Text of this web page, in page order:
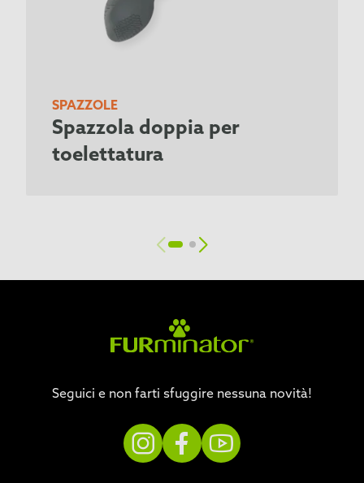
SPAZZOLE
Spazzola doppia per
toelettatura
Seguici e non farti sfuggire nessuna novità!